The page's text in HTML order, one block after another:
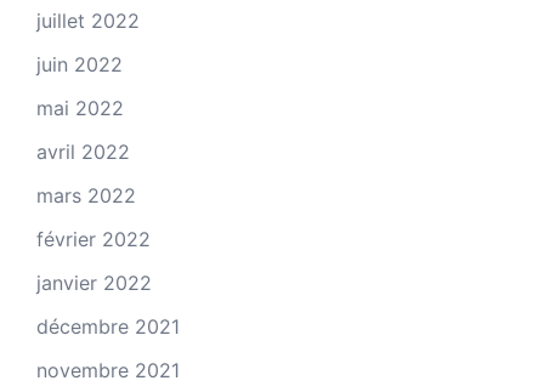
juillet 2022
juin 2022
mai 2022
avril 2022
mars 2022
février 2022
janvier 2022
décembre 2021
novembre 2021